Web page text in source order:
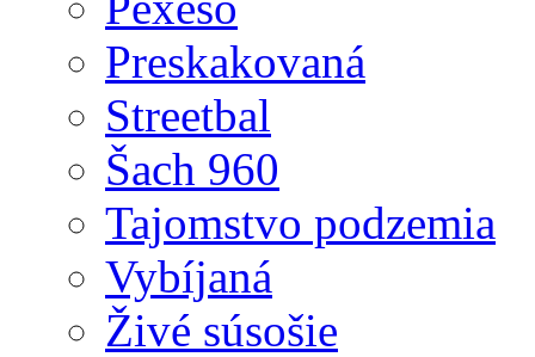
Preskakovaná
Streetbal
Šach 960
Tajomstvo podzemia
Vybíjaná
Živé súsošie